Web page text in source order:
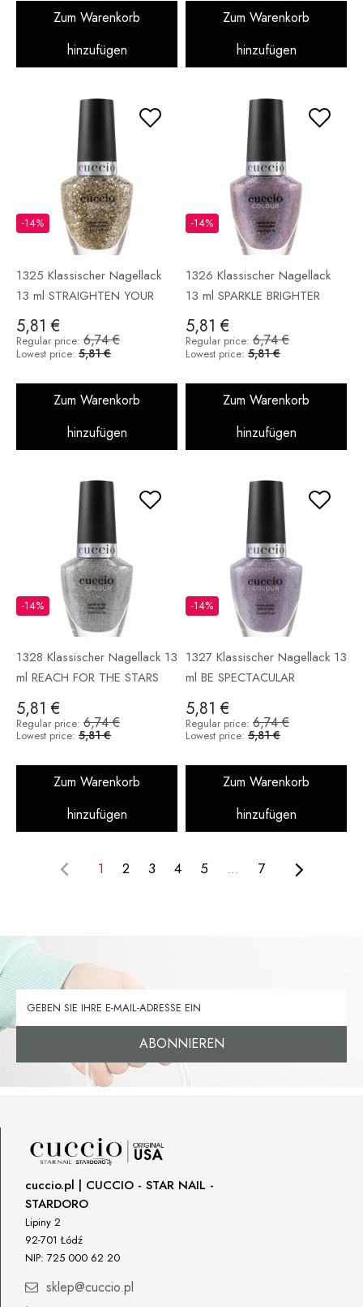
Zum Warenkorb
hinzufügen
Zum Warenkorb
hinzufügen
1325 Klassischer Nagellack
13 ml STRAIGHTEN YOUR
CROWN
5,81 €
-14%
Regular price: 6,74 €
Lowest price: 5,81 €
Zum Warenkorb
hinzufügen
1326 Klassischer Nagellack
13 ml SPARKLE BRIGHTER
5,81 €
-14%
Regular price: 6,74 €
Lowest price: 5,81 €
Zum Warenkorb
hinzufügen
1328 Klassischer Nagellack 13
ml REACH FOR THE STARS
5,81 €
-14%
Regular price: 6,74 €
Lowest price: 5,81 €
Zum Warenkorb
hinzufügen
1327 Klassischer Nagellack 13
ml BE SPECTACULAR
5,81 €
-14%
Regular price: 6,74 €
Lowest price: 5,81 €
Zum Warenkorb
hinzufügen
1 2 3 4 5 ... 7
ABONNIEREN
cuccio.pl | CUCCIO - STAR NAIL -
STARDORO
Lipiny 2
92-701 Łódź
NIP: 725 000 62 20
sklep@cuccio.pl